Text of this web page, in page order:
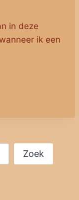
in deze
ik een
Zoek